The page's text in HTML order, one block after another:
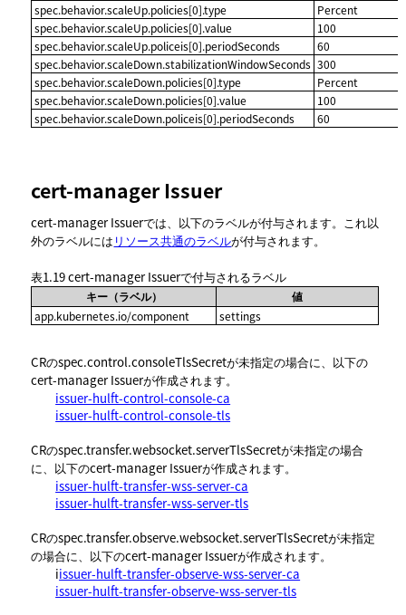
spec.behavior.scaleUp.policies[0].type
Percent
spec.behavior.scaleUp.policies[0].value
100
spec.behavior.scaleUp.policeis[0].periodSeconds
60
spec.behavior.scaleDown.stabilizationWindowSeconds 300
spec.behavior.scaleDown.policies[0].type
Percent
spec.behavior.scaleDown.policies[0].value
100
spec.behavior.scaleDown.policeis[0].periodSeconds
60
cert-manager Issuer
cert-manager Issuerでは、以下のラベルが付与されます。これ以
外のラベルには リソース共通のラベルが付与されます。
表1.19cert-manager Issuerで付与されるラベル
キー（ラベル）
値
app.kubernetes.io/component
settings
CRのspec.control.consoleTlsSecretが未指定の場合に、以下の
cert-manager Issuerが作成されます。
issuer-hulft-control-console-ca
issuer-hulft-control-console-tls
CRのspec.transfer.websocket.serverTlsSecretが未指定の場合
に、以下のcert-manager Issuerが作成されます。
issuer-hulft-transfer-wss-server-ca
issuer-hulft-transfer-wss-server-tls
CRのspec.transfer.observe.websocket.serverTlsSecretが未指定
の場合に、以下のcert-manager Issuerが作成されます。
iissuer-hulft-transfer-observe-wss-server-ca
issuer-hulft-transfer-observe-wss-server-tls